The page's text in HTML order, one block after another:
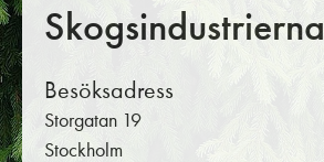
Skogsindustrierna
Besöksadress
Storgatan 19
Stockholm